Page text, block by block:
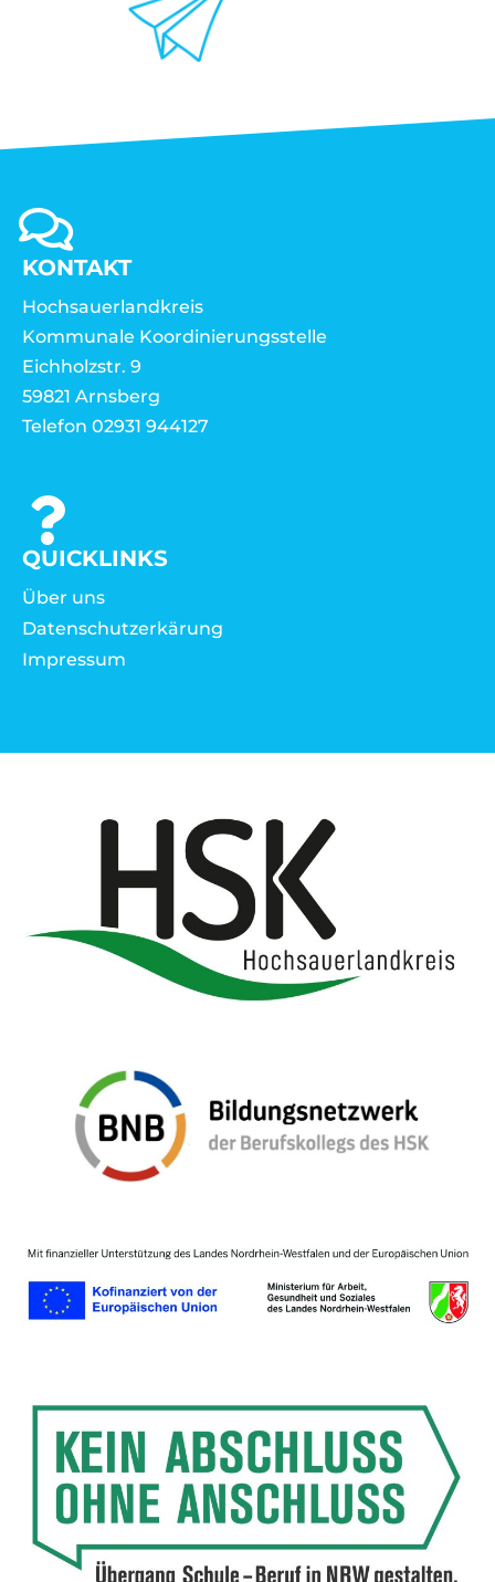
KONTAKT
Hochsauerlandkreis
Kommunale Koordinierungsstelle
Eichholzstr. 9
59821 Arnsberg
Telefon 02931 944127
QUICKLINKS
Über uns
Datenschutzerkärung
Impressum